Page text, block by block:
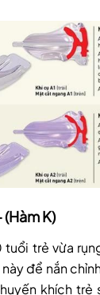
K)
tuổi trẻ vừa
để nắn
khích trẻ